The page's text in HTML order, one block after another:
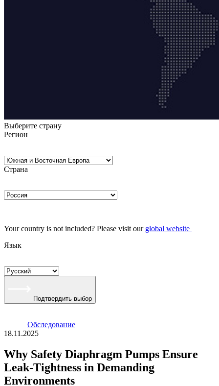
Выберите страну
Регион
Страна
Your country is not included? Please visit our global website
Язык
Подтвердить выбор
Oбследование
18.11.2025
Why Safety Diaphragm Pumps Ensure
Leak-Tightness in Demanding
Environments